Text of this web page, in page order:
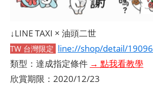
↓LINE TAXI × 油頭二世
TW 台灣限定 line://shop/detail/19096
類型：達成指定條件 → 點我看教學
欣賞期限：2020/12/23